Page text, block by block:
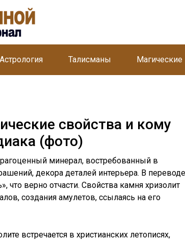
Астрология Талисманы
свойства и кому
(фото)
минерал, востребованный в
декора деталей интерьера. В переводе
что верно отчасти. Свойства камня хризолит
создания амулетов, ссылаясь на его
встречается в христианских летописях,